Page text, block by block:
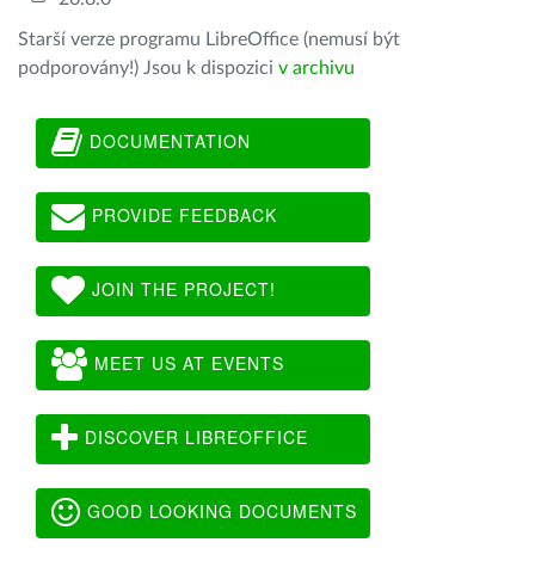
Starší verze programu LibreOffice (nemusí být
podporovány!) Jsou k dispozici v archivu
DOCUMENTATION
PROVIDE FEEDBACK
JOIN THE PROJECT!
MEET US AT EVENTS
DISCOVER LIBREOFFICE
GOOD LOOKING DOCUMENTS